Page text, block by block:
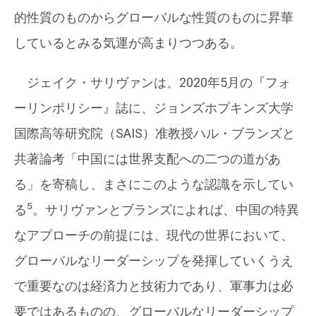
的性質のものからグローバルな性質のものに昇華
しているとみる気運が高まりつつある。
ジェイク・サリヴァンは、2020年5月の『フォ
ーリンポリシー』誌に、ジョンズホプキンズ大学
国際高等研究院（SAIS）准教授ハル・ブランズと
共著論考「中国には世界支配への二つの道があ
る」を寄稿し、まさにこのような認識を示してい
る5。サリヴァンとブランズによれば、中国の特異
なアプローチの前提には、現代の世界において、
グローバルなリーダーシップを発揮していくうえ
で重要なのは経済力と技術力であり、軍事力は必
要ではあるものの、グローバルなリーダーシップ